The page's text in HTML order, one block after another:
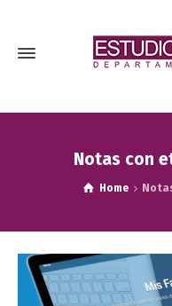
Notas con
Home